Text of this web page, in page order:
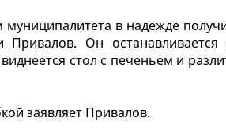
в надежде
Привалов. Он
стол с печеньем и
заявляет Привалов.